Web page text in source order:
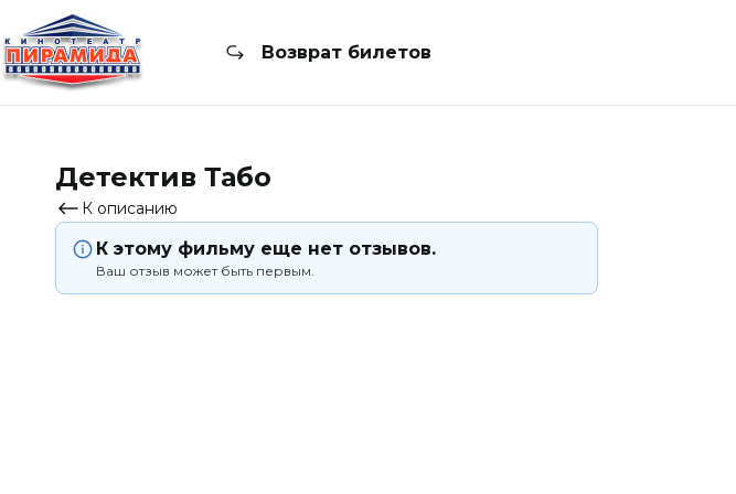
Возврат билетов
Детектив Табо
К описанию
К этому фильму еще нет отзывов.
Ваш отзыв может быть первым.